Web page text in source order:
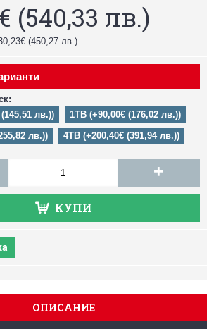
(540,33 лв.)
(450,27 лв.)
лв.))
1TB (+90,00€ (176,02 лв.))
лв.))
4TB (+200,40€ (391,94 лв.))
+
КУПИ
ОПИСАНИЕ